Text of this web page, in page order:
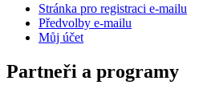
Stránka pro registraci e-mailu
Předvolby e-mailu
Můj účet
Partneři a programy